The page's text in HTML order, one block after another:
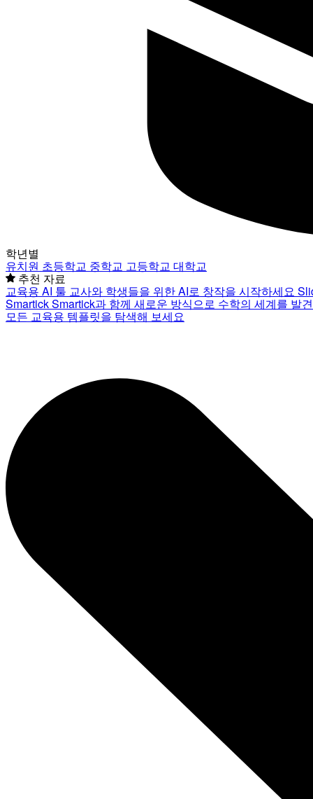
학년별
유치원 초등학교 중학교 고등학교 대학교
추천 자료
교육용 AI 툴 교사와 학생들을 위한 AI로 창작을 시작하세요
SmartickSmartick과 함께 새로운 방식으로 수학의 세계를 발
모든 교육용 템플릿을 탐색해 보세요